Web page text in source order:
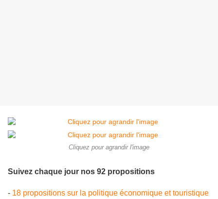
Cliquez pour agrandir l'image
Suivez chaque jour nos 92 propositions
- 18 propositions sur la politique économique et touristique